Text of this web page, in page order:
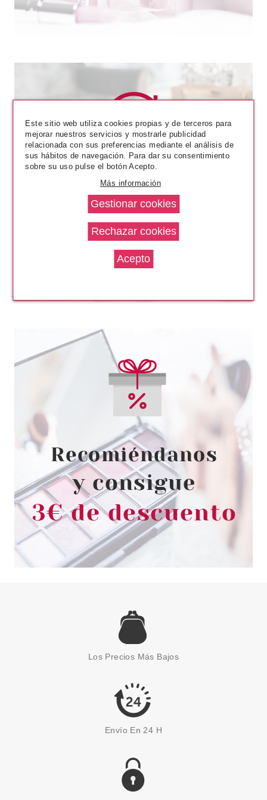
L´OCCITANE EN PROVENCE
L'OCCITANE EN PROVENCE
LAVANDA GEL DUCHA 250 ML+
CREMA MANOS 30 ML + SPRAY
100ML RELAJANTE SET
Pvr 39.00€
-31%
desde
26.95€
L´OCCITANE EN PROVENCE
L'OCCITANE EN PROVENCE
JABON SOLIDO BONNE MERE
TILO & NARANJA 100 GR
-37%
desde
3.80€
L´OCCITANE EN PROVENCE
L'OCCITANE EN PROVENCE
GEL DE DUCHA VERBENA 70
ML
3.80€
Los Precios Más Bajos
Envío En 24 H
Este sitio web utiliza cookies propias y de terceros para
mejorar nuestros servicios y mostrarle publicidad
relacionada con sus preferencias mediante el análisis de
sus hábitos de navegación. Para dar su consentimiento
sobre su uso pulse el botón Acepto.
Más información